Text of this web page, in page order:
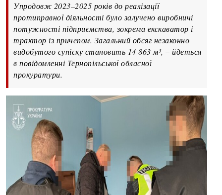
Упродовж 2023–2025 років до реалізації
протиправної діяльності було залучено виробничі
потужності підприємства, зокрема екскаватор і
трактор із причепом. Загальний обсяг незаконно
видобутого супіску становить 14 863 м³, – йдеться
в повідомленні Тернопільської обласної
прокуратури.